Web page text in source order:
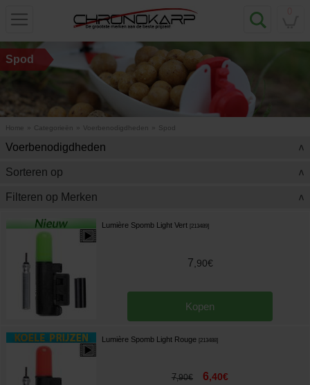
Spod
Home Categorieën Voerbenodigdheden Spod
Voerbenodigdheden >
Sorteren op >
Filteren op Merken >
Lumière Spomb Light Vert [213489]
7 90€
Kopen
Lumière Spomb Light Rouge [213488]
7,90€ 6,40€